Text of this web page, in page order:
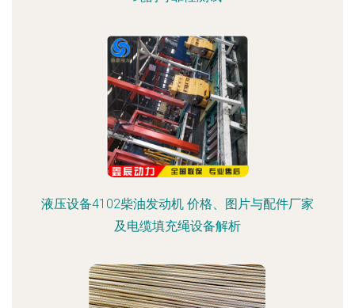
液压设备4102柴油发动机 价格、图片与配件厂家
及电缆填充绳设备解析